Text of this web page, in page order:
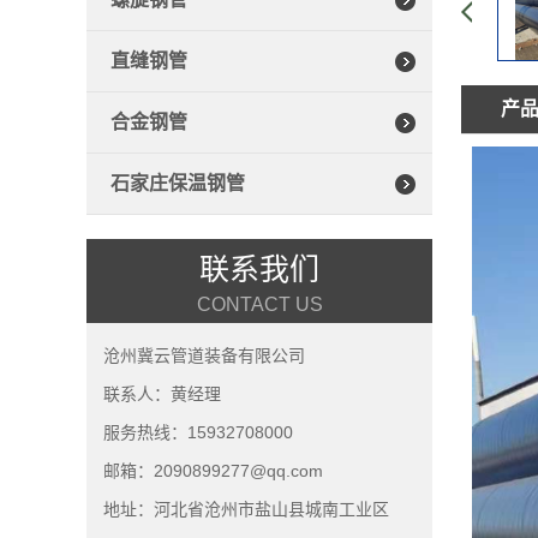
直缝钢管
合金钢管
石家庄保温钢管
联系我们
CONTACT US
沧州冀云管道装备有限公司
联系人：黄经理
服务热线：15932708000
邮箱：2090899277@qq.com
地址：河北省沧州市盐山县城南工业区
产